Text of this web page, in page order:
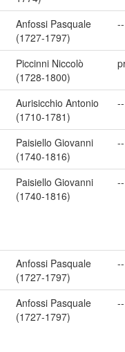
Anfossi Pasquale
(1727-1797)
--
Piccinni Niccolò
(1728-1800)
Aurisicchio Antonio
(1710-1781)
--
Paisiello Giovanni
(1740-1816)
--
Paisiello Giovanni
(1740-1816)
--
Anfossi Pasquale
(1727-1797)
--
Anfossi Pasquale
(1727-1797)
--